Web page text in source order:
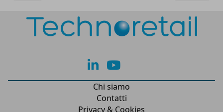
lk yt
Chi siamo
Contatti
Privacy & Cookies